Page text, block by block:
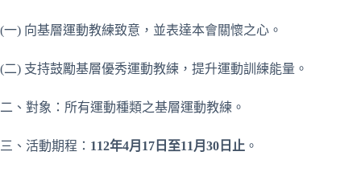
(一) 向基層運動教練致意，並表達本會關懷之心。
(二) 支持鼓勵基層優秀運動教練，提升運動訓練能量。
二、對象：所有運動種類之基層運動教練。
三、活動期程： 112年4月17日至11月30日止 。